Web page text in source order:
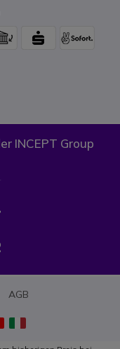
INCEPT Group
AGB